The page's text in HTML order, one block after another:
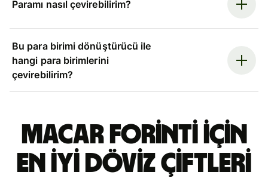
Paramı nasıl çevirebilirim?
Bu para birimi dönüştürücü ile
hangi para birimlerini
çevirebilirim?
Macar forinti için
en iyi döviz çiftleri